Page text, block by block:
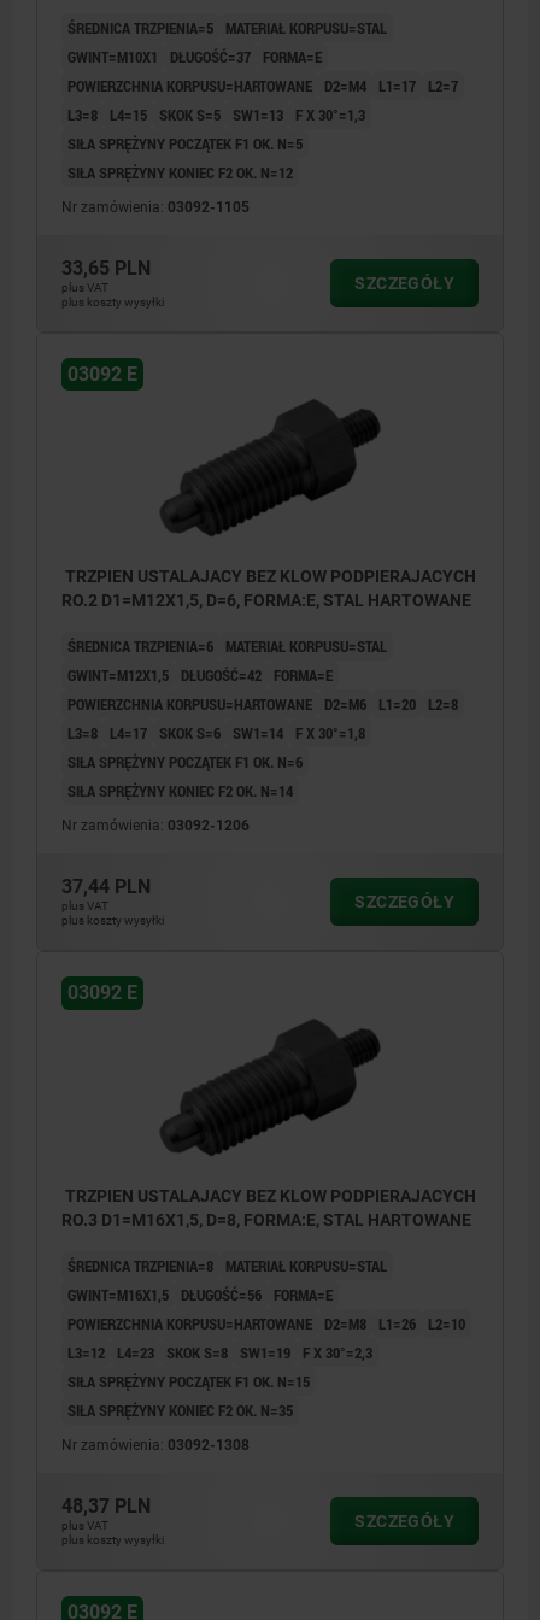
ŚREDNICA TRZPIENIA=5
MATERIAŁ KORPUSU=STAL
GWINT=M10X1
DŁUGOŚĆ=37
FORMA=E
POWIERZCHNIA KORPUSU=HARTOWANE
D2=M4 L1=17
L2=7
L3=8
L4=15 SKOK S=5 SW1=13
F X 30°=1,3
SIŁA SPRĘŻYNY POCZĄTEK F1 OK. N=5
SIŁA SPRĘŻYNY KONIEC F2 OK. N=12
Nr zamówienia: 03092-1105
33,65 PLN
plus VAT
plus koszty wysyłki
SZCZEGÓŁY
03092 E
TRZPIEN USTALAJACY BEZ KLOW PODPIERAJACYCH
RO.2 D1=M12X1,5, D=6, FORMA:E, STAL HARTOWANE
ŚREDNICA TRZPIENIA=6
MATERIAŁ KORPUSU=STAL
GWINT=M12X1,5
DŁUGOŚĆ=42
FORMA=E
POWIERZCHNIA KORPUSU=HARTOWANE
D2=M6 L1=20
L2=8
L3=8
L4=17 SKOK S=6 SW1=14
F X 30°=1,8
SIŁA SPRĘŻYNY POCZĄTEK F1 OK. N=6
SIŁA SPRĘŻYNY KONIEC F2 OK. N=14
Nr zamówienia: 03092-1206
37,44 PLN
plus VAT
plus koszty wysyłki
SZCZEGÓŁY
03092 E
TRZPIEN USTALAJACY BEZ KLOW PODPIERAJACYCH
RO.3 D1=M16X1,5, D=8, FORMA:E, STAL HARTOWANE
ŚREDNICA TRZPIENIA=8
MATERIAŁ KORPUSU=STAL
GWINT=M16X1,5
DŁUGOŚĆ=56
FORMA=E
POWIERZCHNIA KORPUSU=HARTOWANE
D2=M8 L1=26
L2=10
L3=12
L4=23 SKOK S=8 SW1=19
F X 30°=2,3
SIŁA SPRĘŻYNY POCZĄTEK F1 OK. N=15
SIŁA SPRĘŻYNY KONIEC F2 OK. N=35
Nr zamówienia: 03092-1308
48,37 PLN
plus VAT
plus koszty wysyłki
SZCZEGÓŁY
03092 E